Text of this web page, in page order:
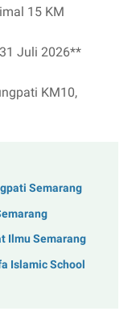
15 KM
Juli 2026**
KM10,
Semarang
Ilmu Semarang
Islamic School